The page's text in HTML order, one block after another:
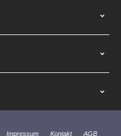
Impressum Kontakt AGB